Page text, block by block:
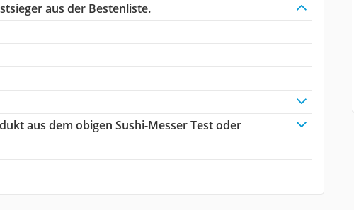
aus der Bestenliste.
aus dem obigen Sushi-Messer Test oder